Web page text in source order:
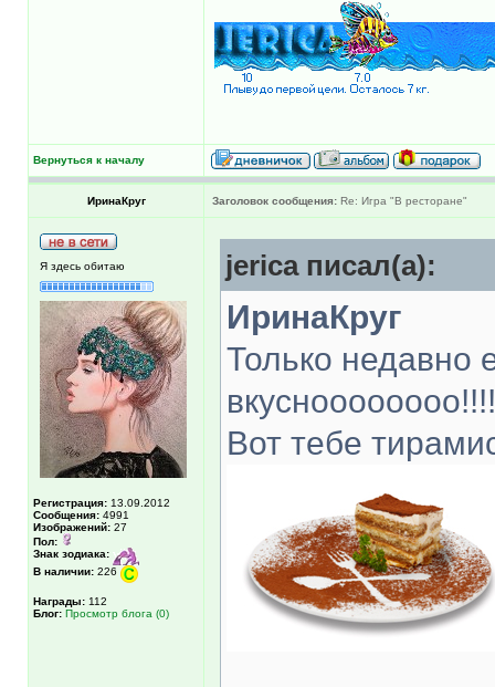
Вернуться к началу
ИринаКруг Заголовок сообщения: Re: Игра "В ресторане"
Я здесь обитаю
Регистрация: 13.09.2012
Сообщения: 4991
Изображений: 27
Пол:
Знак зодиака:
В наличии: 226
Награды: 112
Блог: Просмотр блога (0)
jerica писал(а):
ИринаКруг
Только недавно
Вот тебе